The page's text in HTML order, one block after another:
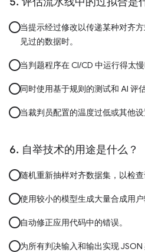
当提示经过修改以传递某种对齐
见过的数据时。
当判题程序在 CI/CD 中运行得太慢
同时使用基于规则的测试和 AI 评估
当裁判员配置的温度过低或其他设
自举技术的用途是什么？
随机重新抽样对齐数据集，以检查
使用较小的模型生成大量合成用户
自动修正应用代码中的错误。
为所有判决输入和输出实现 JSON